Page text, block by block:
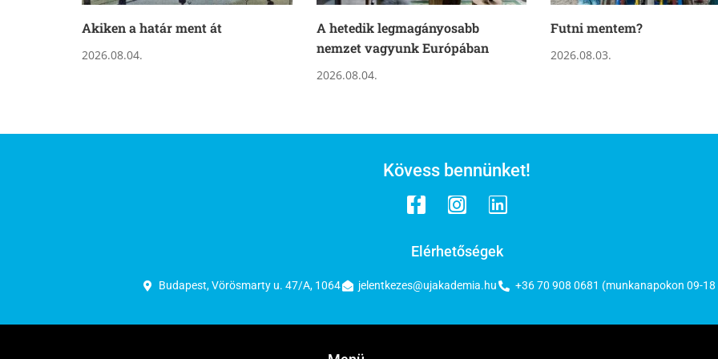
Akiken a határ ment át
2026.08.04.
A hetedik legmagányosabb
nemzet vagyunk Európában
2026.08.04.
Futni mentem?
2026.08.03.
Kövess bennünket!
Elérhetőségek
Budapest, Vörösmarty u. 47/A, 1064 jelentkezes@ujakademia.hu +36 70 908 0681 (munkanapokon 09-